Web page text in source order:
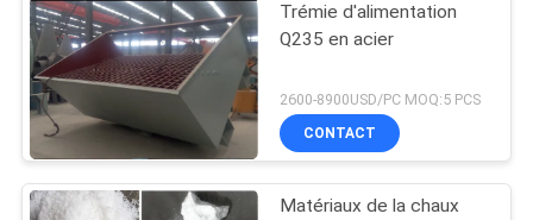
Trémie d'alimentation
Q235 en acier
2600-8900USD/PC MOQ:5 PCS
CONTACT
Matériaux de la chaux